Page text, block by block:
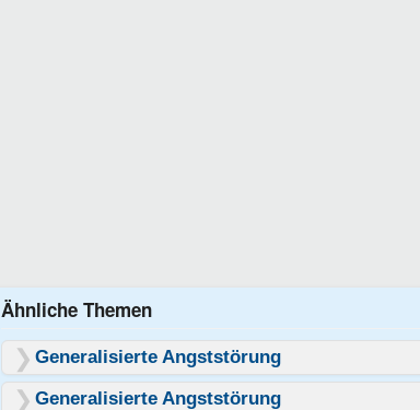
Ähnliche Themen
Generalisierte Angststörung
Generalisierte Angststörung